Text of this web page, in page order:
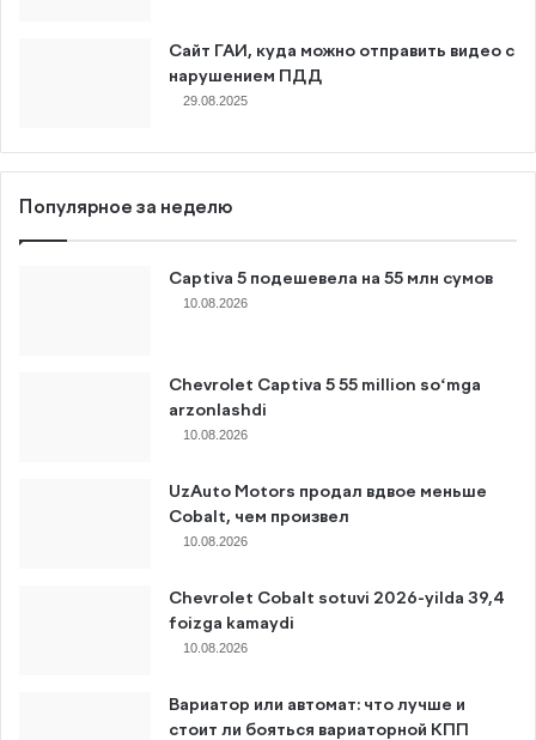
Сайт ГАИ, куда можно отправить видео с
нарушением ПДД
29.08.2025
Популярное за неделю
Captiva 5 подешевела на 55 млн сумов
10.08.2026
Chevrolet Captiva 5 55 million soʻmga
arzonlashdi
10.08.2026
UzAuto Motors продал вдвое меньше
Cobalt, чем произвел
10.08.2026
Chevrolet Cobalt sotuvi 2026-yilda 39,4
foizga kamaydi
10.08.2026
Вариатор или автомат: что лучше и
стоит ли бояться вариаторной КПП